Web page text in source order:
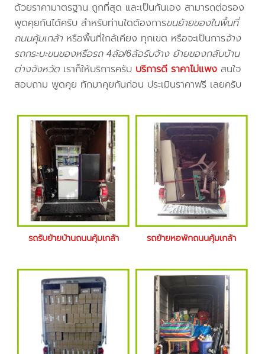
ด้วยราคามาตรฐาน ถูกที่สุด และเป็นกันเอง สามารถต่อรอง
พูดคุยกันได้ครับ สำหรับท่านใดต้องการขนย้ายของในพื้นที่
ถนนคุ้มเกล้าหรือพื้นที่ใกล้เคียง ทุกเขต หรือจะเป็นการจ้าง
รถกระบะขนของหรือรถ 4ล้อ/6ล้อรับจ้าง ย้ายของกลับบ้าน
ต่างจังหวัด เราก็ให้บริการครับ บริการดี ราคาไม่แพง สนใจ
สอบถาม พูดคุย ทักมาคุยกันก่อน ประเมินราคาฟรี เลยครับ
รถรับย้ายบ้านถนนคุ้มเกล้า รถย้ายหอพักถนนคุ้มเกล้า